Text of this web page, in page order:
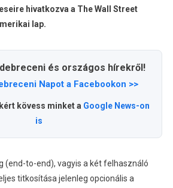
hivatkozva a The Wall Street
lap.
debreceni és országos hírekről!
Napot a Facebookon >>
kövess minket a Google News-on
is
(end-to-end), vagyis a két felhasználó
titkosítása jelenleg opcionális a